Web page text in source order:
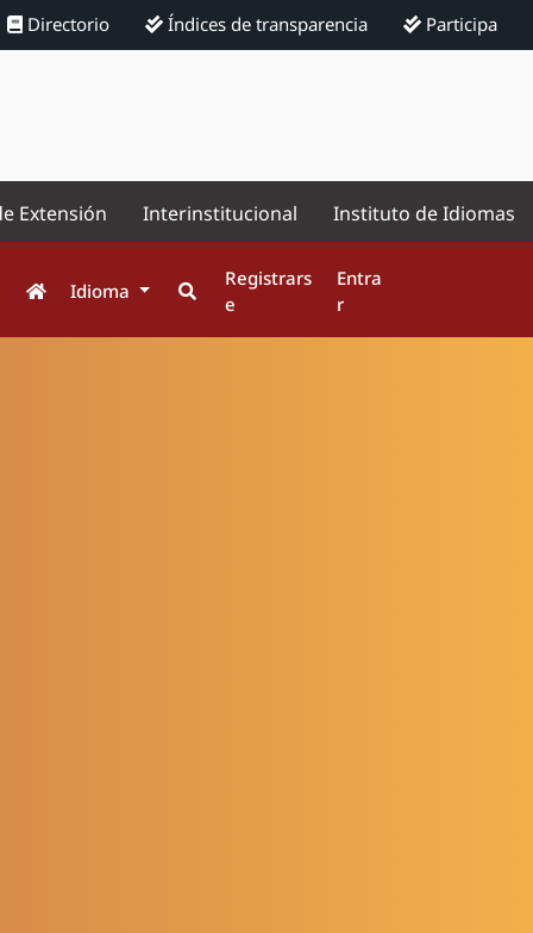
Directorio Índices de transparencia Participa
Extensión Interinstitucional Instituto de Idiomas
Idioma
Registrars
e
Entra
r